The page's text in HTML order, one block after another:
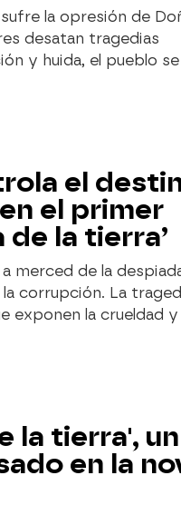
la opresión de
desatan tragedias
y huida, el pueblo
el
el primer
de la tierra’
merced de la
corrupción. La
exponen la crueldad y
la tierra', un
en la